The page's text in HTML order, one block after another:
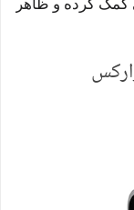
کرده و ظاهر